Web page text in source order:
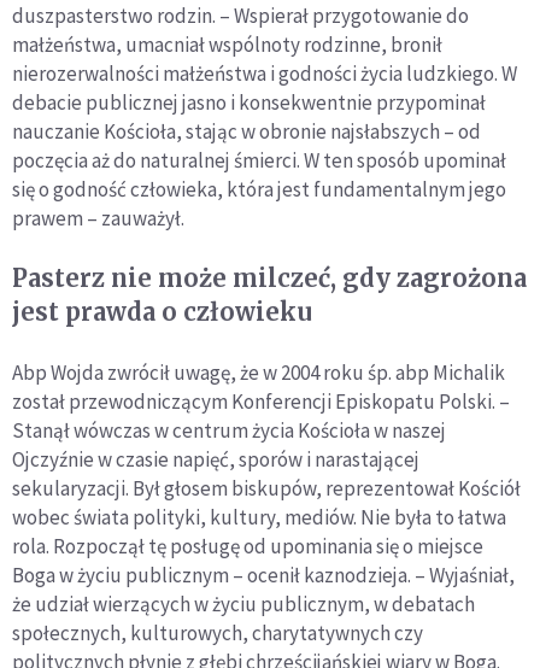
duszpasterstwo rodzin. – Wspierał przygotowanie do
małżeństwa, umacniał wspólnoty rodzinne, bronił
nierozerwalności małżeństwa i godności życia ludzkiego. W
debacie publicznej jasno i konsekwentnie przypominał
nauczanie Kościoła, stając w obronie najsłabszych – od
poczęcia aż do naturalnej śmierci. W ten sposób upominał
się o godność człowieka, która jest fundamentalnym jego
prawem – zauważył.
Pasterz nie może milczeć, gdy zagrożona
jest prawda o człowieku
Abp Wojda zwrócił uwagę, że w 2004 roku śp. abp Michalik
został przewodniczącym Konferencji Episkopatu Polski. –
Stanął wówczas w centrum życia Kościoła w naszej
Ojczyźnie w czasie napięć, sporów i narastającej
sekularyzacji. Był głosem biskupów, reprezentował Kościół
wobec świata polityki, kultury, mediów. Nie była to łatwa
rola. Rozpoczął tę posługę od upominania się o miejsce
Boga w życiu publicznym – ocenił kaznodzieja. – Wyjaśniał,
że udział wierzących w życiu publicznym, w debatach
społecznych, kulturowych, charytatywnych czy
politycznych płynie z głębi chrześcijańskiej wiary w Boga.